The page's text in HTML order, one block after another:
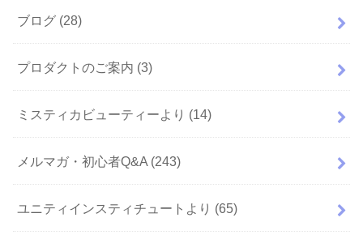
ブログ (28)
プロダクトのご案内 (3)
ミスティカビューティーより (14)
メルマガ・初心者Q&A (243)
ユニティインスティチュートより (65)